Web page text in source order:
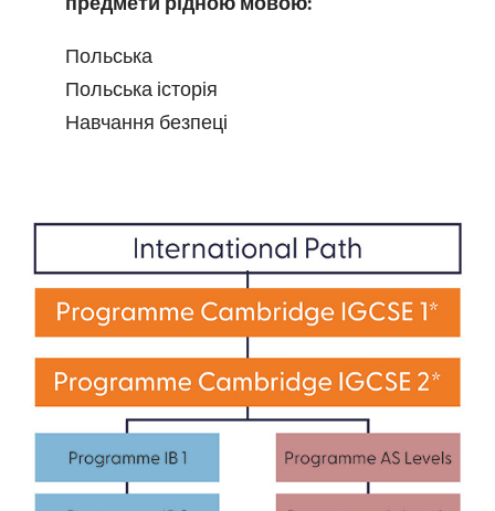
предмети рідною мовою:
Польська
Польська історія
Навчання безпеці